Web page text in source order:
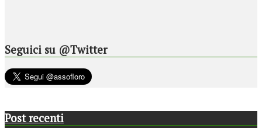
Seguici su @Twitter
Post recenti